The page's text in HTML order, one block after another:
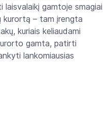
gamtoje smagiai
kurortą – tam įrengta
kuriais keliaudami
gamta, patirti
lankomiausias